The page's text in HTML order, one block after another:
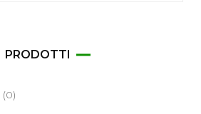
PRODOTTI
(0)